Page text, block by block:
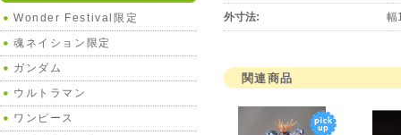
外寸法: 幅
関連商品
Wonder Festival限定
魂ネイション限定
ガンダム
ウルトラマン
ワンピース